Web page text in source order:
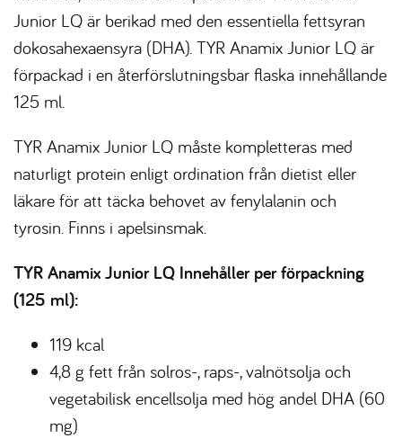
Junior LQ är berikad med den essentiella fettsyran
dokosahexaensyra (DHA). TYR Anamix Junior LQ är
förpackad i en återförslutningsbar flaska innehållande
125 ml.
TYR Anamix Junior LQ måste kompletteras med
naturligt protein enligt ordination från dietist eller
läkare för att täcka behovet av fenylalanin och
tyrosin. Finns i apelsinsmak.
TYR Anamix Junior LQ Innehåller per förpackning
(125 ml):
119 kcal
4,8 g fett från solros-, raps-, valnötsolja och
vegetabilisk encellsolja med hög andel DHA (60
mg)